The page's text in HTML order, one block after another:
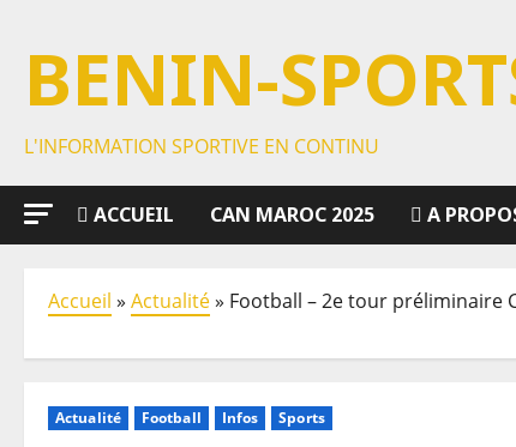
BENIN-
L'INFORMATION SPORTIVE EN CONTINU
ACCUEIL CAN MAROC 2025 A
Accueil » Actualité» Football – 2e tour préliminaire
Actualité Football Infos Sports